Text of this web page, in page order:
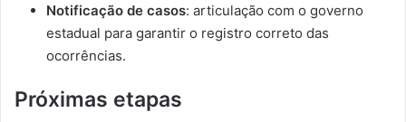
Notificação de casos: articulação com o governo
estadual para garantir o registro correto das
ocorrências.
Próximas etapas